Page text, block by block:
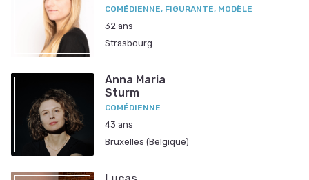
COMÉDIENNE, FIGURANTE, MODÈLE
32 ans
Strasbourg
Anna Maria
Sturm
COMÉDIENNE
43 ans
Bruxelles (Belgique)